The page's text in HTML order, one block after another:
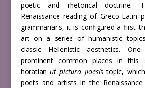
poetic and rhetorical doctrine.
Renaissance reading of Greco-Latin
grammarians, it is configured a first
art on a series of humanistic
classic Hellenistic aesthetics.
prominent common places in this
horatianut pictura poesistopic,
poets and artists in the